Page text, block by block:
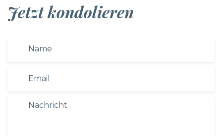
Jetzt kondolieren